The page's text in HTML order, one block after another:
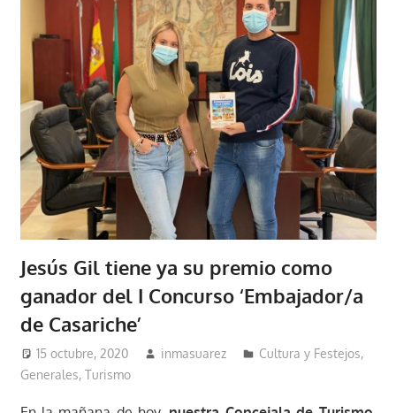
Casariche
(Sevilla)
Jesús Gil tiene ya su premio como
ganador del I Concurso ‘Embajador/a
de Casariche’
15 octubre, 2020 inmasuarez Cultura y Festejos,
Generales, Turismo